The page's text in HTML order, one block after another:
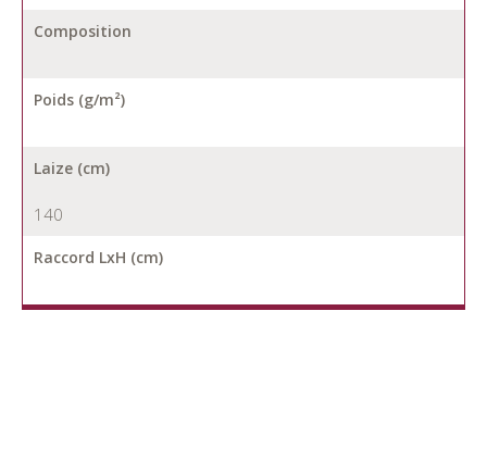
Composition
Poids (g/m²)
Laize (cm)
140
Raccord LxH (cm)